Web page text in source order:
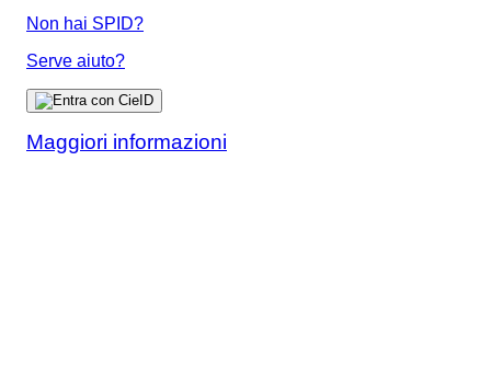
Non hai SPID?
Serve aiuto?
Maggiori informazioni